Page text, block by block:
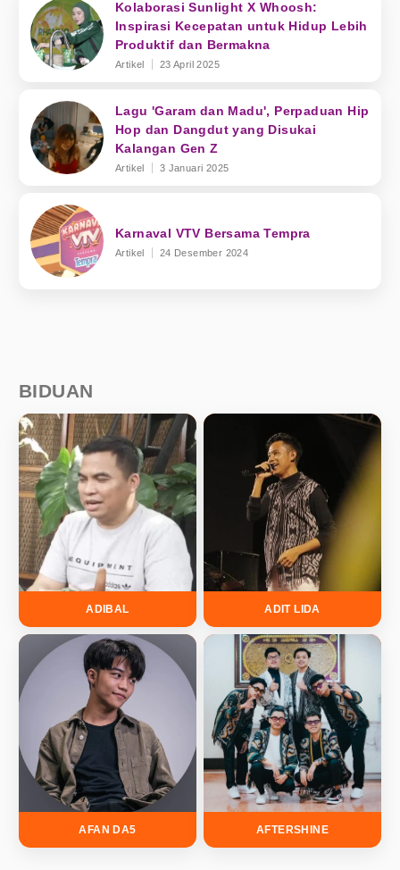
Kolaborasi Sunlight X Whoosh:
Inspirasi Kecepatan untuk Hidup Lebih
Produktif dan Bermakna
Artikel 23 April 2025
Lagu 'Garam dan Madu', Perpaduan Hip
Hop dan Dangdut yang Disukai
Kalangan Gen Z
Artikel 3 Januari 2025
Karnaval VTV Bersama Tempra
Artikel 24 Desember 2024
BIDUAN
ADIBAL ADIT LIDA
AFAN DA5 AFTERSHINE